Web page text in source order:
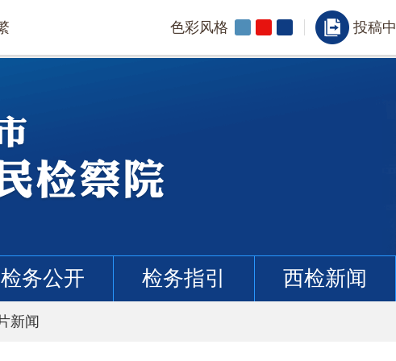
色彩风格 投稿
检务公开 检务指引 西检新闻
新闻